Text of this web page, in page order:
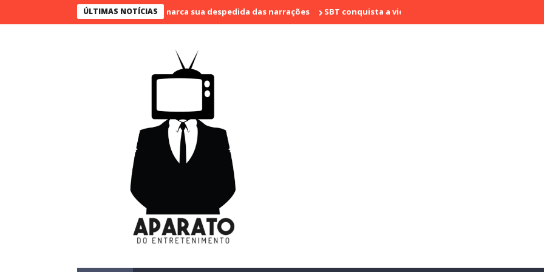
ÚLTIMAS NOTÍCIAS
Bueno narra o último jogo e marca sua despedida das narrações SBT conquista a vice liderança com "Bake Off Brasil" e "SBT